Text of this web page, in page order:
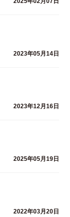
2023年05月14日
2023年12月16日
2025年05月19日
2022年03月20日